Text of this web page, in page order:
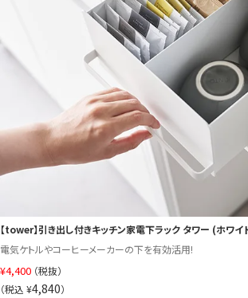
【tower】引き出し付きキッチン家電下ラック タワー (ホワイ
電気ケトルやコーヒーメーカーの下を有効活用!
¥4,400 （税抜）
（税込 ¥4,840）